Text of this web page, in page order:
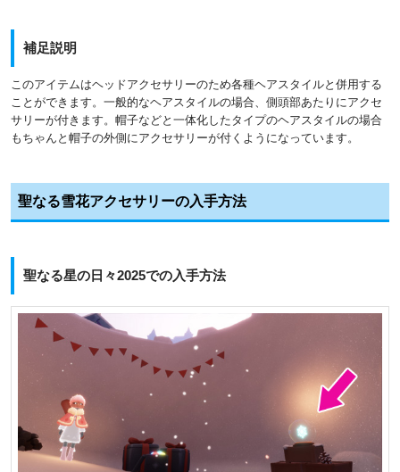
補足説明
このアイテムはヘッドアクセサリーのため各種ヘアスタイルと併用する
ことができます。一般的なヘアスタイルの場合、側頭部あたりにアクセ
サリーが付きます。帽子などと一体化したタイプのヘアスタイルの場合
もちゃんと帽子の外側にアクセサリーが付くようになっています。
聖なる雪花アクセサリーの入手方法
聖なる星の日々2025での入手方法